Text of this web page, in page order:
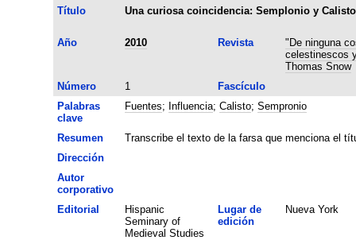
Título
Una curiosa coincidencia: Semplonio y
Año 2010 Revista
"De ninguna
celestinescos
Thomas Snow
Número
1
Fascículo
Palabras
clave
Fuentes; Influencia; Calisto; Sempronio
Resumen
Transcribe el texto de la farsa que menciona el
Dirección
Autor
corporativo
Editorial
Hispanic
Seminary of
Medieval Studies
Lugar de
edición
Nueva York